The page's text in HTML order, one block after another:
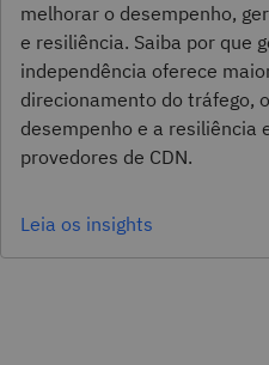
melhorar o desempenho,
e resiliência. Saiba por que
independência oferece
direcionamento do tráfego,
desempenho e a resiliência
provedores de CDN.
Leia os insights